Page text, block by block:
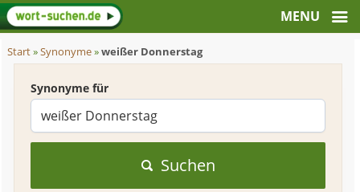
Start»Synonyme»weißer Donnerstag
Synonyme für
Suchen